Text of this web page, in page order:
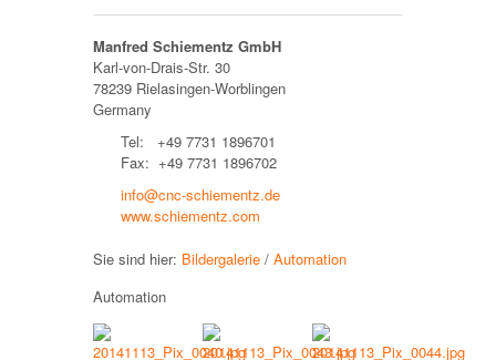
Manfred Schiementz GmbH
Karl-von-Drais-Str. 30
78239 Rielasingen-Worblingen
Germany
Tel: +49 7731 1896701
Fax: +49 7731 1896702
info@cnc-schiementz.de
www.schiementz.com
Sie sind hier: Bildergalerie / Automation
Automation